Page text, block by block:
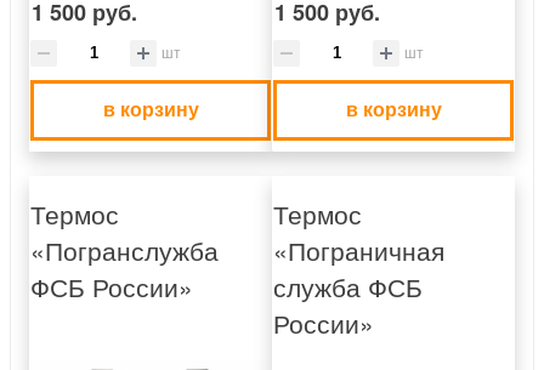
1 500 руб.
шт
в корзину
1 500 руб.
шт
в корзину
Термос
«Погранслужба
ФСБ России»
Термос
«Пограничная
служба ФСБ
России»